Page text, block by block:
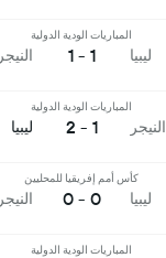
ليبيا
المباريات الودية الدولية
1 - 1 النيجر
النيجر
المباريات الودية الدولية
1 - 2 ليبيا
ليبيا
كأس أمم إفريقيا للمحليين
0 - 0 النيجر
المباريات الودية الدولية